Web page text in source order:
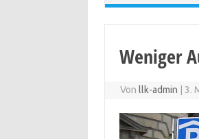
Weniger
Von llk-admin 3.